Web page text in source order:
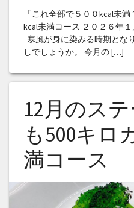
「これ全部で５００kcal未
kcal未満コース ２０２６年
寒風が身に染みる時期とな
しでしょうか。 今月の […]
12月のス
も500キロ
満コース